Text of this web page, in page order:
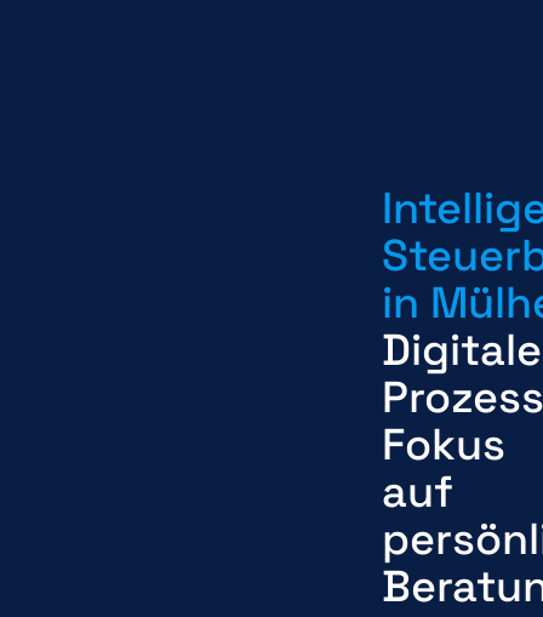
in
Digitale
Fokus
auf